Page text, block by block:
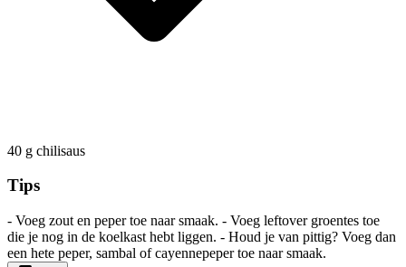
40 g chilisaus
Tips
- Voeg zout en peper toe naar smaak. - Voeg leftover groentes toe
die je nog in de koelkast hebt liggen. - Houd je van pittig? Voeg dan
een hete peper, sambal of cayennepeper toe naar smaak.